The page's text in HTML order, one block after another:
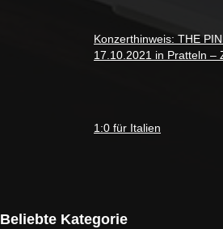
Konzerthinweis: THE
17.10.2021 in Pratteln –
1:0 für Italien
Beliebte Kategorie